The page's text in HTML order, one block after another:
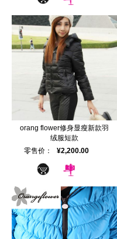
orang flower修身显瘦新款羽
绒服短款
零售价：
¥2,200.00